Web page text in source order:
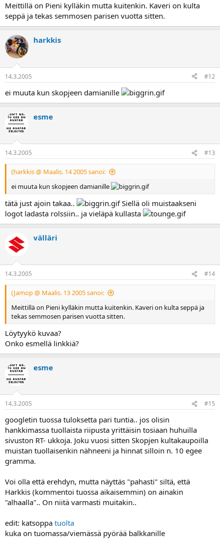
Meittillä on Pieni kylläkin mutta kuitenkin. Kaveri on kulta
seppä ja tekas semmosen parisen vuotta sitten.
harkkis
14.3.2005 #12
ei muuta kun skopjeen damianille
esme
14.3.2005 #13
(harkkis @ Maalis. 14 2005 sanoi:
ei muuta kun skopjeen damianille
tätä just ajoin takaa..
Siellä oli muistaakseni
logot ladasta rolssiin.. ja vieläpä kullasta
välläri
14.3.2005 #14
(Jamop @ Maalis. 13 2005 sanoi:
Meittillä on Pieni kylläkin mutta kuitenkin. Kaveri on kulta seppä ja
tekas semmosen parisen vuotta sitten.
Löytyykö kuvaa?
Onko esmellä linkkiä?
esme
14.3.2005 #15
googletin tuossa tuloksetta pari tuntia.. jos olisin
hankkimassa tuollaista riipusta yrittäisin tosiaan huhuilla
sivuston RT- ukkoja. Joku vuosi sitten Skopjen kultakaupoilla
muistan tuollaisenkin nähneeni ja hinnat silloin n. 10 egee
gramma.
Voi olla että erehdyn, mutta näyttäs "pahasti" siltä, että
Harkkis (kommentoi tuossa aikaisemmin) on ainakin
"alhaalla".. On niitä varmasti muitakin..
edit: katsoppa tuolta
kuka on tuomassa/viemässä pyörää balkkanille